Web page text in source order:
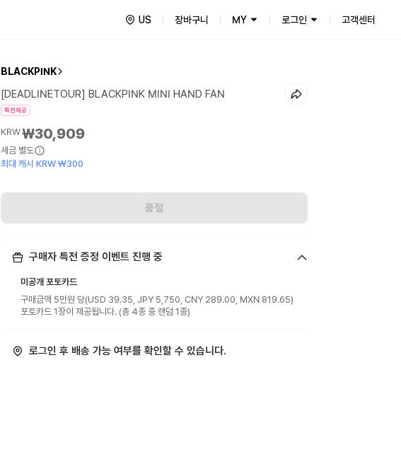
US 장바구니 MY 로그인 고객센터
BLACKPINK
[DEADLINETOUR] BLACKPINK MINI HAND FAN
특전제공
KRW₩30,909
세금 별도
최대 캐시 KRW ₩300
품절
구매자 특전 증정 이벤트 진행 중
미공개 포토카드
구매금액 5만원 당(USD 39.35, JPY 5,750, CNY 289.00, MXN 819.65)
포토카드 1장이 제공됩니다. (총 4종 중 랜덤 1종)
로그인 후 배송 가능 여부를 확인할 수 있습니다.